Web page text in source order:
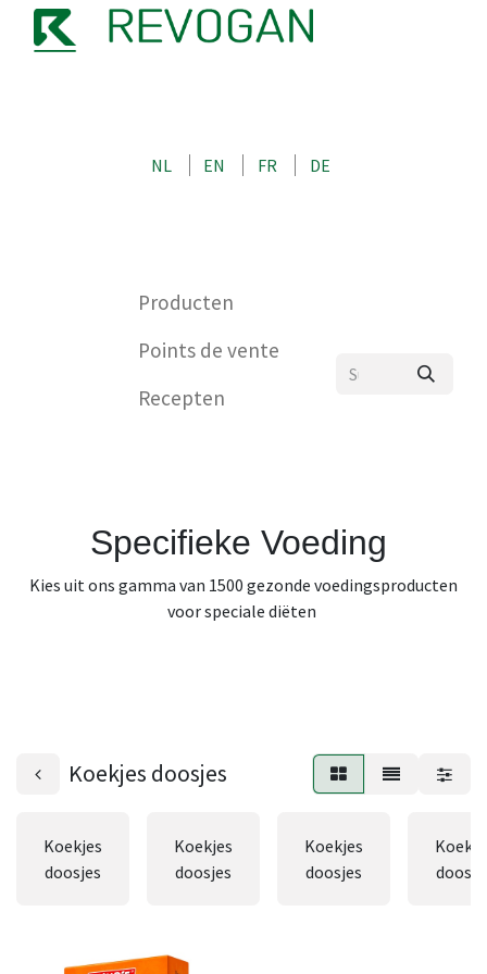
NL EN FR DE
Producten
Points de vente
Recepten
Specifieke Voeding
Kies uit ons gamma van 1500 gezonde voedingsproducten
voor speciale diëten
Koekjes doosjes
Koekjes
doosjes
Koekjes
doosjes
Koekjes
doosjes